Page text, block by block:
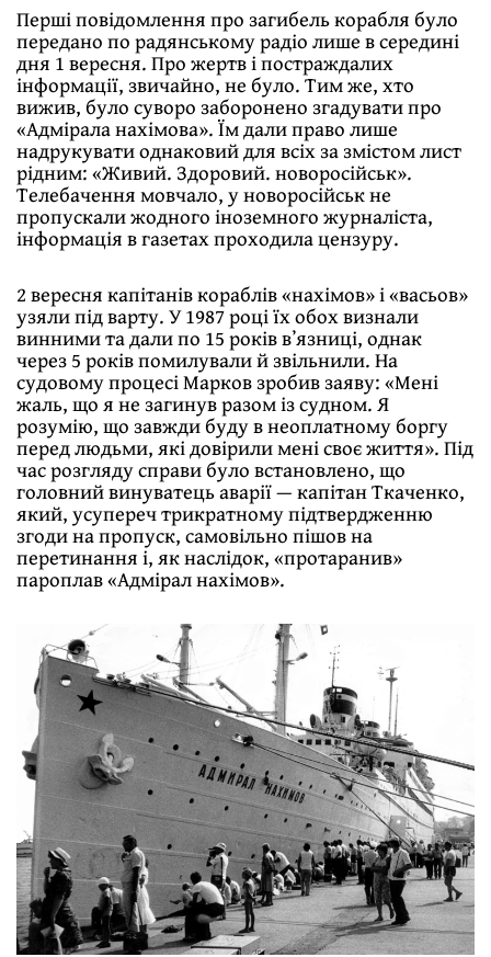
Перші повідомлення про загибель корабля було
передано по радянському радіо лише в середині
дня 1 вересня. Про жертв і постраждалих
інформації, звичайно, не було. Тим же, хто
вижив, було суворо заборонено згадувати про
«Адмірала нахімова». Їм дали право лише
надрукувати однаковий для всіх за змістом лист
рідним: «Живий. Здоровий. новоросійськ».
Телебачення мовчало, у новоросійськ не
пропускали жодного іноземного журналіста,
інформація в газетах проходила цензуру.
2 вересня капітанів кораблів «нахімов» і «васьов»
узяли під варту. У 1987 році їх обох визнали
винними та дали по 15 років вʼязниці, однак
через 5 років помилували й звільнили. На
судовому процесі Марков зробив заяву: «Мені
жаль, що я не загинув разом із судном. Я
розумію, що завжди буду в неоплатному боргу
перед людьми, які довірили мені своє життя». Під
час розгляду справи було встановлено, що
головний винуватець аварії — капітан Тка­ченко,
який, усупереч трикратному підтвердженню
згоди на пропуск, самовільно пішов на
перетинання і, як наслідок, «протаранив»
пароплав «Адмірал нахімов».